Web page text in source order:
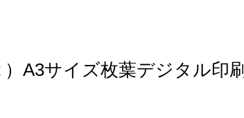
A3サイズ枚葉デジタル印刷